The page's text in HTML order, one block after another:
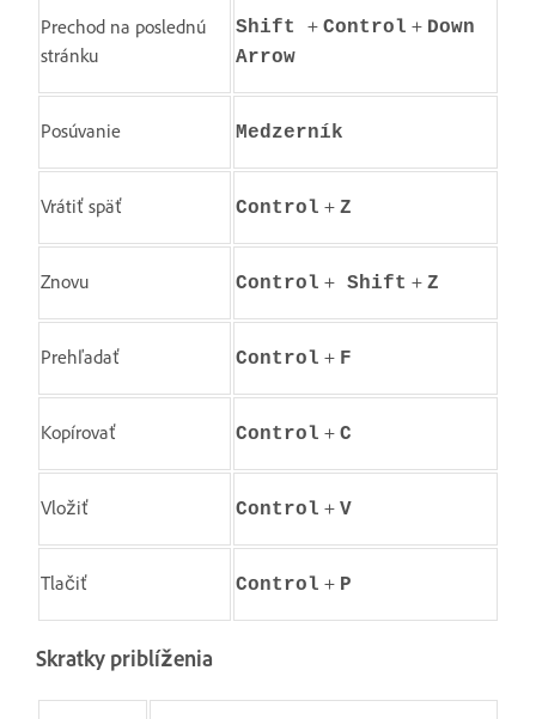
Prechod na poslednú
stránku
Shift + Control + Down
Arrow
Posúvanie Medzerník
Vrátiť späť Control + Z
Znovu Control + Shift + Z
Prehľadať Control + F
Kopírovať Control + C
Vložiť Control + V
Tlačiť Control + P
Skratky priblíženia